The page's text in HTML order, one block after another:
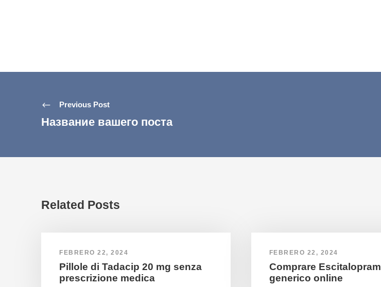
Previous Post
Название вашего поста
Related Posts
FEBRERO 22, 2024
Pillole di Tadacip 20 mg senza
prescrizione medica
FEBRERO 22, 2024
Comprare Escitalopram
generico online